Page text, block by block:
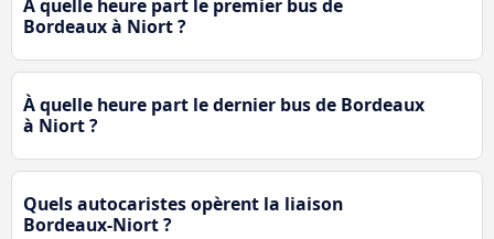
À quelle heure part le premier bus de
Bordeaux à Niort ?
À quelle heure part le dernier bus de Bordeaux
à Niort ?
Quels autocaristes opèrent la liaison
Bordeaux-Niort ?